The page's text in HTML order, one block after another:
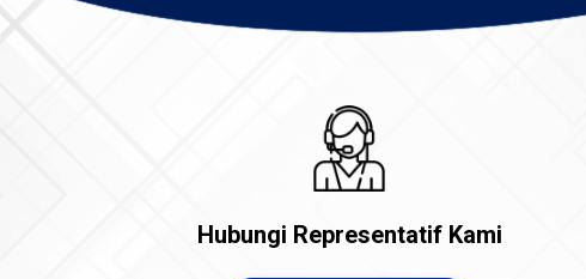
Hubungi Representatif Kami